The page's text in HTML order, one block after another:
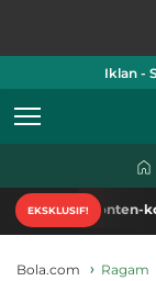
Iklan -
EKSKLUSIF!
konten Piala
Bola.com Ragam